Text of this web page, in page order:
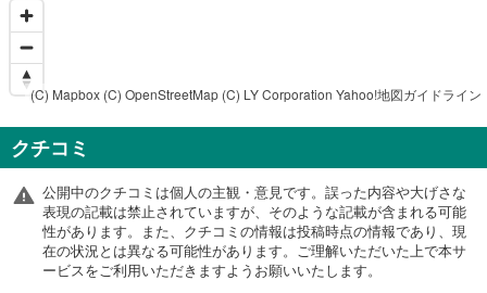
(C) Mapbox (C) OpenStreetMap (C) LY Corporation Yahoo!地図ガイドライン
クチコミ
公開中のクチコミは個人の主観・意見です。誤った内容や大げさな
表現の記載は禁止されていますが、そのような記載が含まれる可能
性があります。また、クチコミの情報は投稿時点の情報であり、現
在の状況とは異なる可能性があります。ご理解いただいた上で本サ
ービスをご利用いただきますようお願いいたします。